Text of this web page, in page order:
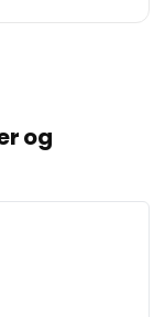
og